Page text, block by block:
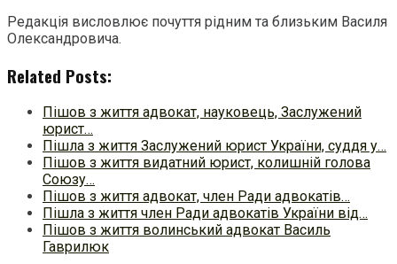
Редакція висловлює почуття рідним та близьким Василя
Олександровича.
Related Posts:
Пішов з життя адвокат, науковець, Заслужений
юрист…
Пішла з життя Заслужений юрист України, суддя у…
Пішов з життя видатний юрист, колишній голова
Союзу…
Пішов з життя адвокат, член Ради адвокатів…
Пішла з життя член Ради адвокатів України від…
Пішов з життя волинський адвокат Василь
Гаврилюк